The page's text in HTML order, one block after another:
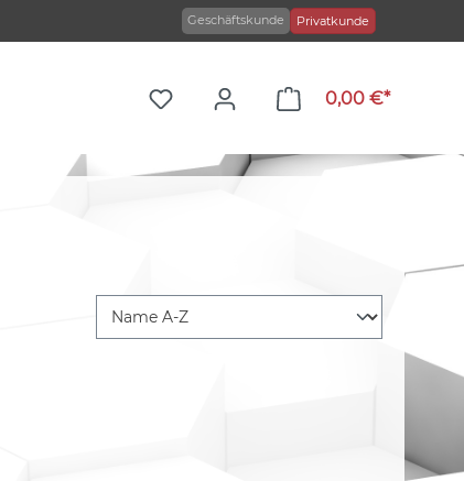
Geschäftskunde Privatkunde
0,00 €*